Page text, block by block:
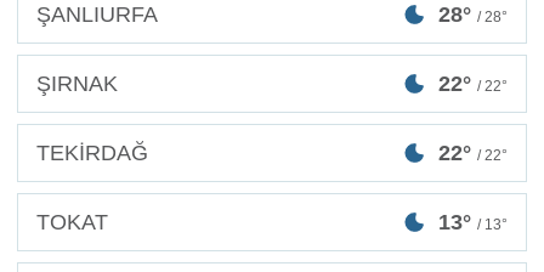
ŞANLIURFA 28° / 28°
ŞIRNAK 22° / 22°
TEKİRDAĞ 22° / 22°
TOKAT 13° / 13°